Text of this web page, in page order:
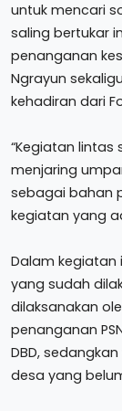
untuk mencari
saling bertukar
penanganan
Ngrayun
kehadiran dari
“Kegiatan lintas
menjaring
sebagai bahan
kegiatan yang
Dalam
yang sudah
dilaksanakan
penanganan
DBD,
desa yang